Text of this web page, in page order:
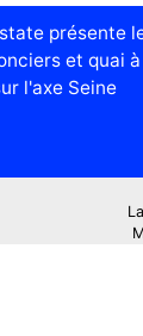
présente
et quai à
l'axe Seine